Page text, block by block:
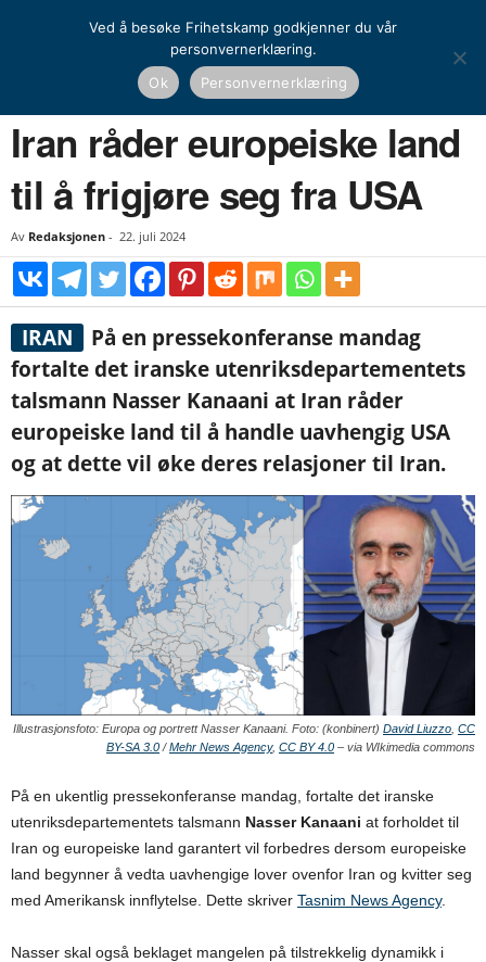
Iran råder europeiske land til å frigjøre seg fra USA
Iran råder europeiske land
til å frigjøre seg fra USA
Av Redaksjonen - 22. juli 2024
IRAN
På en pressekonferanse mandag
fortalte det iranske utenriksdepartementets
talsmann Nasser Kanaani at Iran råder
europeiske land til å handle uavhengig USA
og at dette vil øke deres relasjoner til Iran.
Illustrasjonsfoto: Europa og portrett Nasser Kanaani. Foto: (konbinert) David Liuzzo CC
BY-SA 3.0 /Mehr News Agency, CC BY 4.0 – via WIkimedia commons
På en ukentlig pressekonferanse mandag, fortalte det iranske
utenriksdepartementets talsmann Nasser Kanaani at forholdet til
Iran og europeiske land garantert vil forbedres dersom europeiske
land begynner å vedta uavhengige lover ovenfor Iran og kvitter seg
med Amerikansk innflytelse. Dette skriver Tasnim News Agency.
Nasser skal også beklaget mangelen på tilstrekkelig dynamikk i
Ved å besøke Frihetskamp godkjenner du vår
personvernerklæring.
Ok
Personvernerklæring